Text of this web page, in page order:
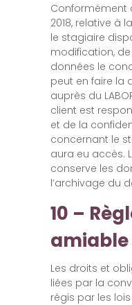
Conformément
2018, relative à
le stagiaire
modification,
données le
peut en faire la
auprès du
client est
et de la
concernant le
aura eu accès. Le
conserve les
l’archivage du
10 –
amiable
Les droits et
liées par la
régis par les